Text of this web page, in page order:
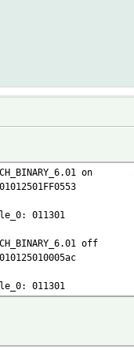
on
011301
off
011301